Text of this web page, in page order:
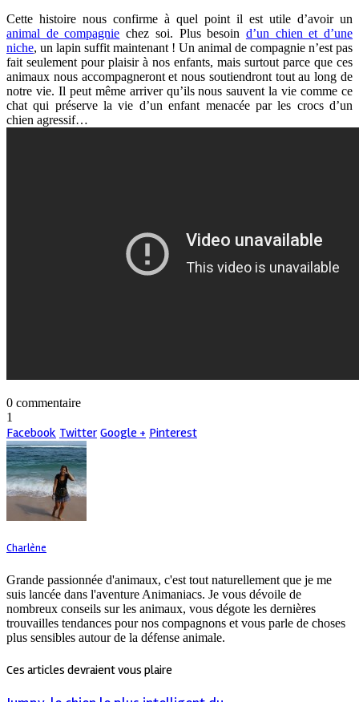
Cette histoire nous confirme à quel point il est utile d’avoir un
animal de compagnie chez soi. Plus besoin d’un chien et d’une
niche, un lapin suffit maintenant ! Un animal de compagnie n’est pas
fait seulement pour plaisir à nos enfants, mais surtout parce que ces
animaux nous accompagneront et nous soutiendront tout au long de
notre vie. Il peut même arriver qu’ils nous sauvent la vie comme ce
chat qui préserve la vie d’un enfant menacée par les crocs d’un
chien agressif…
0 commentaire
1
Facebook Twitter Google + Pinterest
Charlène
Grande passionnée d'animaux, c'est tout naturellement que je me
suis lancée dans l'aventure Animaniacs. Je vous dévoile de
nombreux conseils sur les animaux, vous dégote les dernières
trouvailles tendances pour nos compagnons et vous parle de choses
plus sensibles autour de la défense animale.
Ces articles devraient vous plaire